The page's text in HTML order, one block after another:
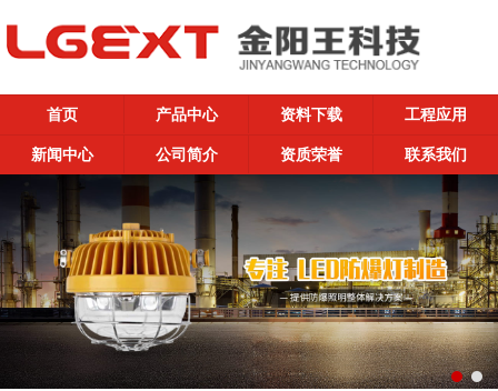
首页 产品中心 资料下载 工程应用
新闻中心 公司简介 资质荣誉 联系我们